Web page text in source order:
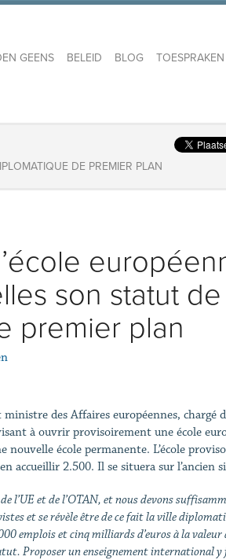
GEENS BELEID BLOG TOESPRAKEN
DE PREMIER PLAN
son statut
premier plan
des Affaires européennes, chargé
à ouvrir provisoirement une école
école permanente. L’école
2.500. Il se situera sur l’ancien
l’UE et de l’OTAN, et nous devons
et se révèle être de ce fait la ville
emplois et cinq milliards d’euros à la valeur
Proposer un enseignement international y